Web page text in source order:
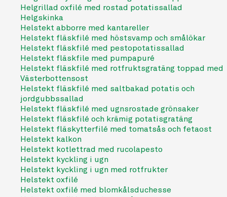
Helgrillad oxfilé med rostad potatissallad
Helgskinka
Helstekt abborre med kantareller
Helstekt fläskfilé med höstsvamp och smålökar
Helstekt fläskfilé med pestopotatissallad
Helstekt fläskfile med pumpapuré
Helstekt fläskfilé med rotfruktsgratäng toppad med
Västerbottensost
Helstekt fläskfilé med saltbakad potatis och
jordgubbssallad
Helstekt fläskfilé med ugnsrostade grönsaker
Helstekt fläskfilé och krämig potatisgratäng
Helstekt fläskytterfilé med tomatsås och fetaost
Helstekt kalkon
Helstekt kotlettrad med rucolapesto
Helstekt kyckling i ugn
Helstekt kyckling i ugn med rotfrukter
Helstekt oxfilé
Helstekt oxfilé med blomkålsduchesse